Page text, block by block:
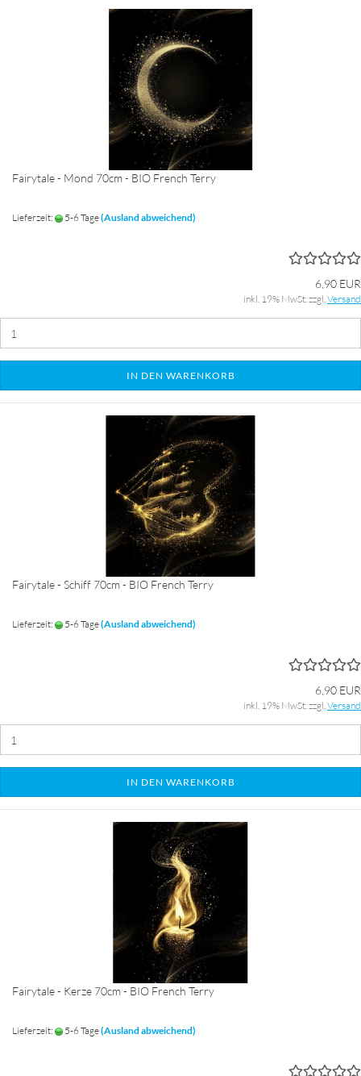
Fairytale - Mond 70cm - BIO French Terry
Lieferzeit: 5-6 Tage(Ausland abweichend)
6,90 EUR
inkl. 19% MwSt. zzgl.Versand
IN DEN WARENKORB
Fairytale - Schiff 70cm - BIO French Terry
Lieferzeit: 5-6 Tage(Ausland abweichend)
6,90 EUR
inkl. 19% MwSt. zzgl.Versand
IN DEN WARENKORB
Fairytale - Kerze 70cm - BIO French Terry
Lieferzeit: 5-6 Tage(Ausland abweichend)